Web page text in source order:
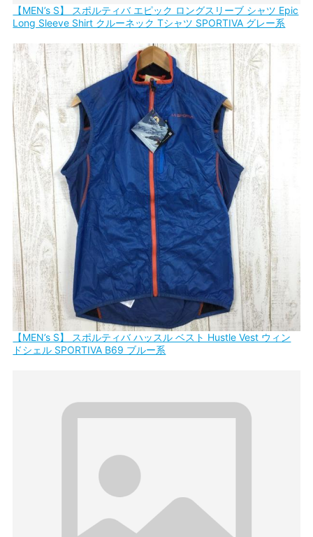
【MEN’s S】 スポルティバ エピック ロングスリーブ シャツ Epic
Long Sleeve Shirt クルーネック Tシャツ SPORTIVA グレー系
【MEN’s S】 スポルティバ ハッスル ベスト Hustle Vest ウィン
ドシェル SPORTIVA B69 ブルー系